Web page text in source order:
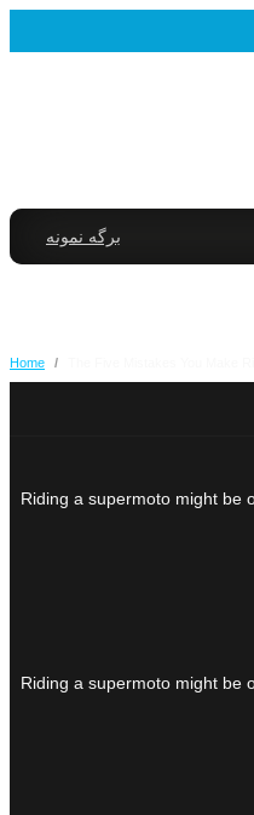
برگه نمونه
Home /
Riding a supermoto might be
Riding a supermoto might be